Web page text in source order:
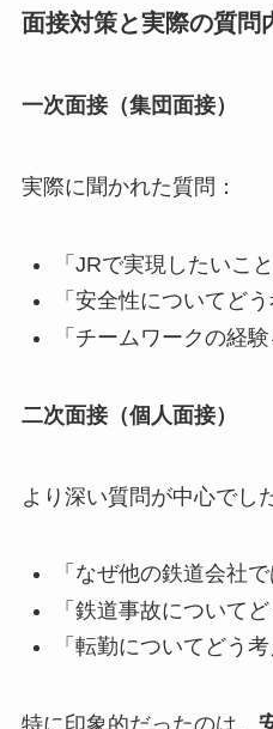
面接対策と実際の質問
一次面接（集団面接）
実際に聞かれた質問：
「JRで実現したいこ
「安全性についてど
「チームワークの経
二次面接（個人面接）
より深い質問が中心でし
「なぜ他の鉄道会社
「鉄道事故についてど
「転勤についてどう考